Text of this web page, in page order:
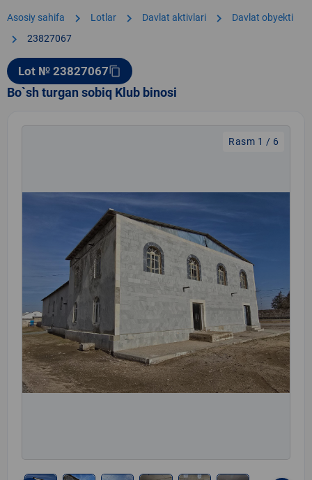
Asosiy sahifa chevron_right Lotlar chevron_right Davlat aktivlari chevron_right Davlat obyekti
chevron_right 23827067
Lot № 23827067content_copy
Bo`sh turgan sobiq Klub binosi
Rasm 1 / 6